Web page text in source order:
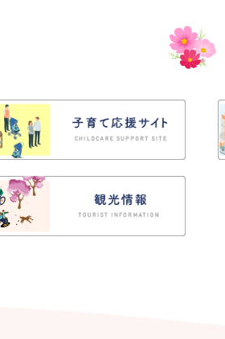
大人も子どもも大歓
を募集します
New!
New!
くらし 筑西市誕生20周年記
New!